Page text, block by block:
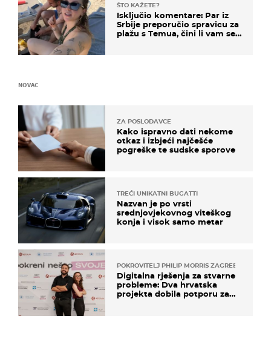
ŠTO KAŽETE?
Isključio komentare: Par iz
Srbije preporučio spravicu za
plažu s Temua, čini li vam se
NOVAC
ZA POSLODAVCE
Kako ispravno dati nekome
otkaz i izbjeći najčešće
pogreške te sudske sporove
TREĆI UNIKATNI BUGATTI
Nazvan je po vrsti
srednjovjekovnog viteškog
konja i visok samo metar
POKROVITELJ PHILIP MORRIS ZAGREB
Digitalna rješenja za stvarne
probleme: Dva hrvatska
projekta dobila potporu za